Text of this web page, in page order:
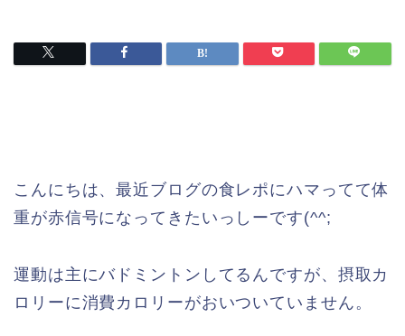
こんにちは、最近ブログの食レポにハマってて体
重が赤信号になってきたいっしーです(^^;
運動は主にバドミントンしてるんですが、摂取カ
ロリーに消費カロリーがおいついていません。